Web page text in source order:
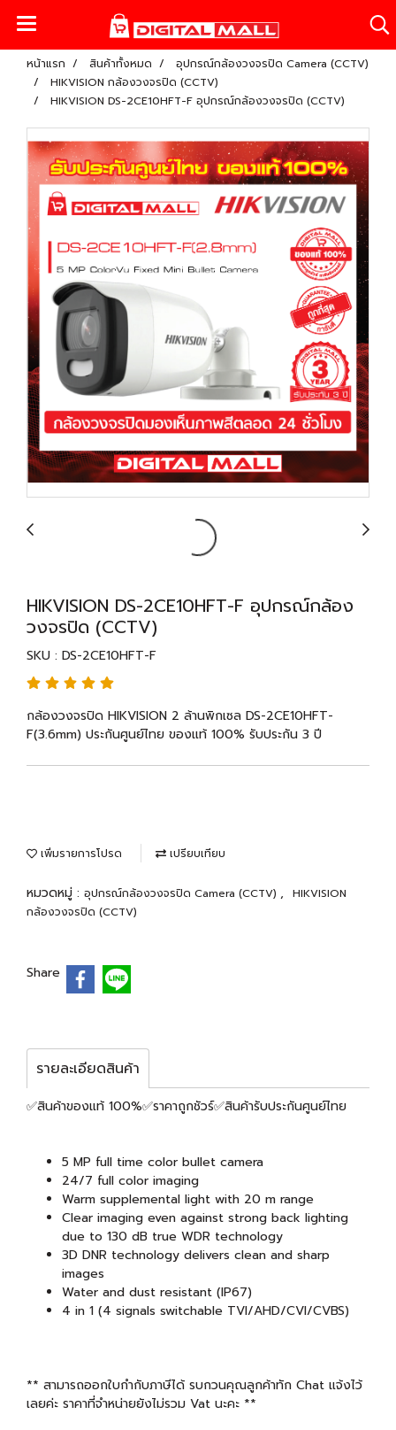
หน้าแรก สินค้าทั้งหมด
อุปกรณ์กล้องวงจรปิด Camera (CCTV)
HIKVISION กล้องวงจรปิด (CCTV)
HIKVISION DS-2CE10HFT-F อุปกรณ์กล้องวงจรปิด (CCTV)
HIKVISION DS-2CE10HFT-F อุปกรณ์กล้อง
วงจรปิด (CCTV)
SKU : DS-2CE10HFT-F
กล้องวงจรปิด HIKVISION 2 ล้านพิกเซล DS-2CE10HFT-
F(3.6mm) ประกันศูนย์ไทย ของแท้ 100% รับประกัน 3 ปี
เพิ่มรายการโปรด เปรียบเทียบ
หมวดหมู่ : อุปกรณ์กล้องวงจรปิด Camera (CCTV) ,
HIKVISION
กล้องวงจรปิด (CCTV)
Share
รายละเอียดสินค้า
✅สินค้าของแท้ 100%✅ราคาถูกชัวร์✅สินค้ารับประกันศูนย์ไทย
5 MP full time color bullet camera
24/7 full color imaging
Warm supplemental light with 20 m range
Clear imaging even against strong back lighting
due to 130 dB true WDR technology
3D DNR technology delivers clean and sharp
images
Water and dust resistant (IP67)
4 in 1 (4 signals switchable TVI/AHD/CVI/CVBS)
** สามารถออกใบกำกับภาษีได้ รบกวนคุณลูกค้าทัก Chat แจ้งไว้
เลยค่ะ ราคาที่จำหน่ายยังไม่รวม Vat นะคะ **